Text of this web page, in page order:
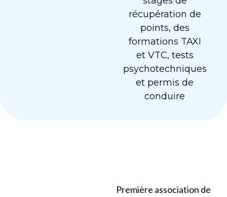
récupération de
points, des
formations TAXI
et VTC, tests
psychotechniques
et permis de
conduire
Première association de